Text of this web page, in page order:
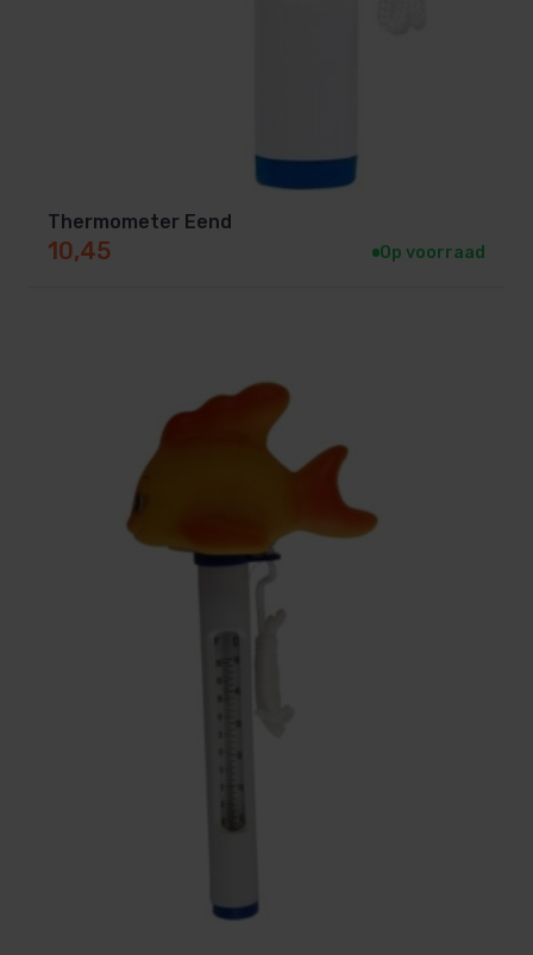
Thermometer Eend
10,45 Op voorraad